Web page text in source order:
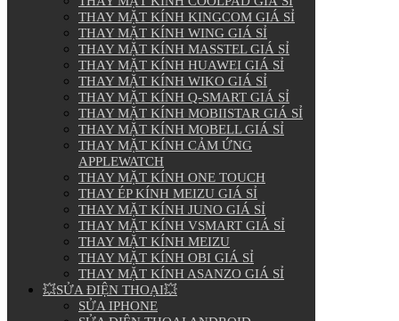
THAY MẶT KÍNH KINGCOM GIÁ SỈ
THAY MẶT KÍNH WING GIÁ SỈ
THAY MẶT KÍNH MASSTEL GIÁ SỈ
THAY MẶT KÍNH HUAWEI GIÁ SỈ
THAY MẶT KÍNH WIKO GIÁ SỈ
THAY MẶT KÍNH Q-SMART GIÁ SỈ
THAY MẶT KÍNH MOBIISTAR GIÁ SỈ
THAY MẶT KÍNH MOBELL GIÁ SỈ
THAY MẶT KÍNH CẢM ỨNG
APPLEWATCH
THAY MẶT KÍNH ONE TOUCH
THAY ÉP KÍNH MEIZU GIÁ SỈ
THAY MẶT KÍNH JUNO GIÁ SỈ
THAY MẶT KÍNH VSMART GIÁ SỈ
THAY MẶT KÍNH MEIZU
THAY MẶT KÍNH OBI GIÁ SỈ
THAY MẶT KÍNH ASANZO GIÁ SỈ
💥SỬA ĐIỆN THOẠI💥
SỬA IPHONE